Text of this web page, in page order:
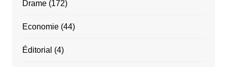
Drame(172)
Economie(44)
Éditorial (4)